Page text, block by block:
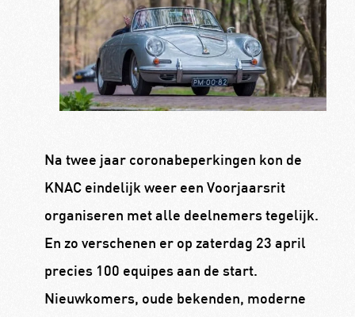
Na twee jaar coronabeperkingen kon de
KNAC eindelijk weer een Voorjaarsrit
organiseren met alle deelnemers tegelijk.
En zo verschenen er op zaterdag 23 april
precies 100 equipes aan de start.
Nieuwkomers, oude bekenden, moderne